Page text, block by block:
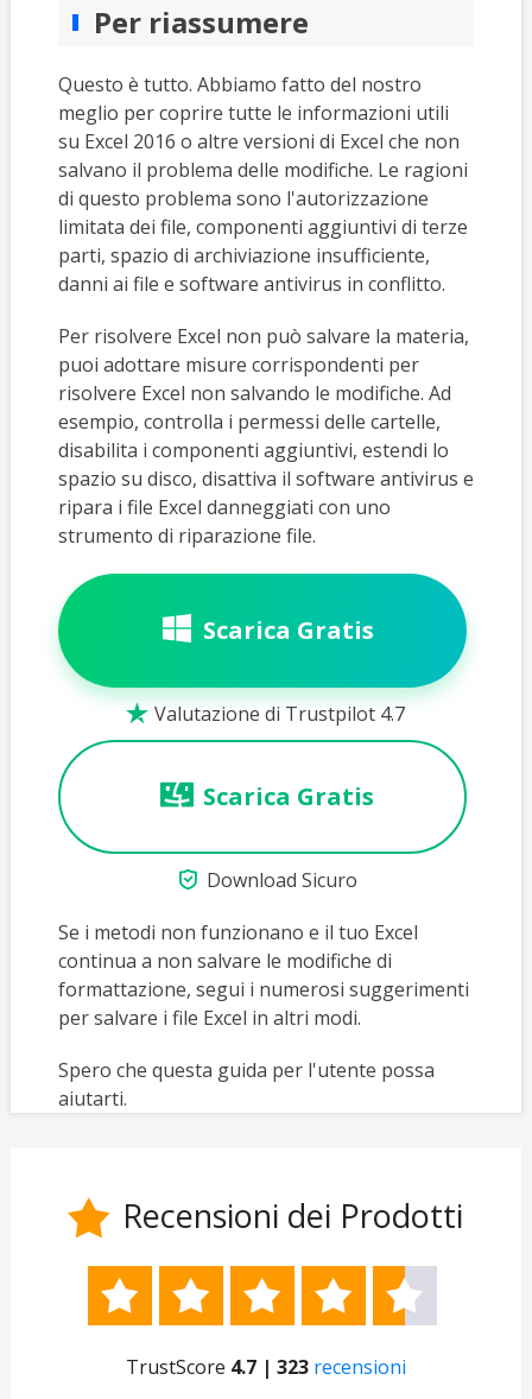
Per riassumere
Questo è tutto. Abbiamo fatto del nostro
meglio per coprire tutte le informazioni utili
su Excel 2016 o altre versioni di Excel che non
salvano il problema delle modifiche. Le ragioni
di questo problema sono l'autorizzazione
limitata dei file, componenti aggiuntivi di terze
parti, spazio di archiviazione insufficiente,
danni ai file e software antivirus in conflitto.
Per risolvere Excel non può salvare la materia,
puoi adottare misure corrispondenti per
risolvere Excel non salvando le modifiche. Ad
esempio, controlla i permessi delle cartelle,
disabilita i componenti aggiuntivi, estendi lo
spazio su disco, disattiva il software antivirus e
ripara i file Excel danneggiati con uno
strumento di riparazione file.
Scarica Gratis
 Valutazione di Trustpilot 4.7
Scarica Gratis
 Download Sicuro
Se i metodi non funzionano e il tuo Excel
continua a non salvare le modifiche di
formattazione, segui i numerosi suggerimenti
per salvare i file Excel in altri modi.
Spero che questa guida per l'utente possa
aiutarti.
 Recensioni dei Prodotti
    
TrustScore 4.7 | 323 recensioni